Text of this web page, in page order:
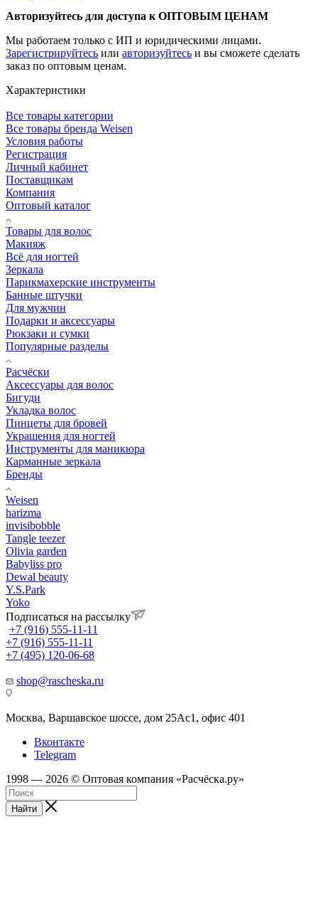
Авторизуйтесь для доступа к ОПТОВЫМ ЦЕНАМ
Мы работаем только с ИП и юридическими лицами.
Зарегистрируйтесь или авторизуйтесь и вы сможете сделать
заказ по оптовым ценам.
Характеристики
Все товары категории
Все товары бренда Weisen
Условия работы
Регистрация
Личный кабинет
Поставщикам
Компания
Оптовый каталог
Товары для волос
Макияж
Всё для ногтей
Зеркала
Парикмахерские инструменты
Банные штучки
Для мужчин
Подарки и аксессуары
Рюкзаки и сумки
Популярные разделы
Расчёски
Аксессуары для волос
Бигуди
Укладка волос
Пинцеты для бровей
Украшения для ногтей
Инструменты для маникюра
Карманные зеркала
Бренды
Weisen
harizma
invisibobble
Tangle teezer
Olivia garden
Babyliss pro
Dewal beauty
Y.S.Park
Yoko
Подписаться на рассылку
+7 (916) 555-11-11
+7 (916) 555-11-11
+7 (495) 120-06-68
shop@rascheska.ru
Москва, Варшавское шоссе, дом 25Аc1, офис 401
Вконтакте
Telegram
1998 — 2026 © Оптовая компания «Расчёска.ру»
Найти